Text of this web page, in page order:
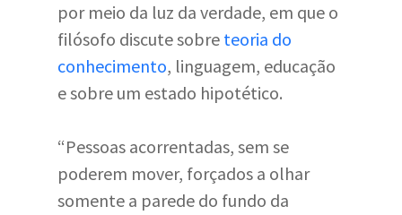
por meio da luz da verdade, em que o
filósofo discute sobre teoria do
conhecimento, linguagem, educação
e sobre um estado hipotético.
“Pessoas acorrentadas, sem se
poderem mover, forçados a olhar
somente a parede do fundo da